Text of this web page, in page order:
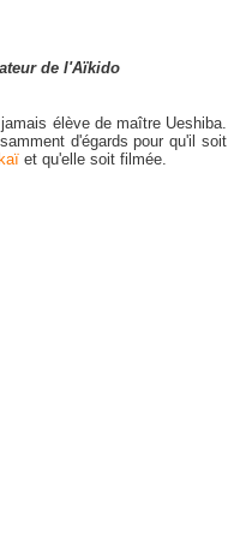
de l'Aïkido
élève de maître Ueshiba.
d'égards pour qu'il soit
et qu'elle soit filmée.